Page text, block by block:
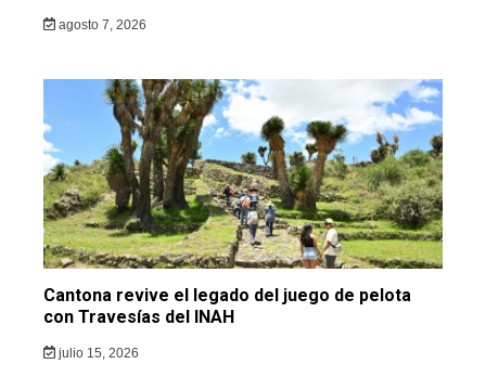
agosto 7, 2026
Cantona revive el legado del juego de pelota
con Travesías del INAH
julio 15, 2026